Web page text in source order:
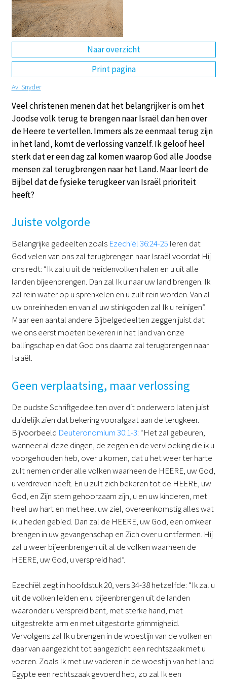
Naar overzicht
Print pagina
Avi Snyder
Veel christenen menen dat het belangrijker is om het
Joodse volk terug te brengen naar Israël dan hen over
de Heere te vertellen. Immers als ze eenmaal terug zijn
in het land, komt de verlossing vanzelf. Ik geloof heel
sterk dat er een dag zal komen waarop God alle Joodse
mensen zal terugbrengen naar het Land. Maar leert de
Bijbel dat de fysieke terugkeer van Israël prioriteit
heeft?
Juiste volgorde
Belangrijke gedeelten zoals Ezechiël 36:24-25 leren dat
God velen van ons zal terugbrengen naar Israël voordat Hij
ons redt: “Ik zal u uit de heidenvolken halen en u uit alle
landen bijeenbrengen. Dan zal Ik u naar uw land brengen. Ik
zal rein water op u sprenkelen en u zult rein worden. Van al
uw onreinheden en van al uw stinkgoden zal Ik u reinigen”.
Maar een aantal andere Bijbelgedeelten zeggen juist dat
we ons eerst moeten bekeren in het land van onze
ballingschap en dat God ons daarna zal terugbrengen naar
Israël.
Geen verplaatsing, maar verlossing
De oudste Schriftgedeelten over dit onderwerp laten juist
duidelijk zien dat bekering voorafgaat aan de terugkeer.
Bijvoorbeeld Deuteronomium 30:1-3: “Het zal gebeuren,
wanneer al deze dingen, de zegen en de vervloeking die ik u
voorgehouden heb, over u komen, dat u het weer ter harte
zult nemen onder alle volken waarheen de HEERE, uw God,
u verdreven heeft. En u zult zich bekeren tot de HEERE, uw
God, en Zijn stem gehoorzaam zijn, u en uw kinderen, met
heel uw hart en met heel uw ziel, overeenkomstig alles wat
ik u heden gebied. Dan zal de HEERE, uw God, een omkeer
brengen in uw gevangenschap en Zich over u ontfermen. Hij
zal u weer bijeenbrengen uit al de volken waarheen de
HEERE, uw God, u verspreid had”.
Ezechiël zegt in hoofdstuk 20, vers 34-38 hetzelfde: “Ik zal u
uit de volken leiden en u bijeenbrengen uit de landen
waaronder u verspreid bent, met sterke hand, met
uitgestrekte arm en met uitgestorte grimmigheid.
Vervolgens zal Ik u brengen in de woestijn van de volken en
daar van aangezicht tot aangezicht een rechtszaak met u
voeren. Zoals Ik met uw vaderen in de woestijn van het land
Egypte een rechtszaak gevoerd heb, zo zal Ik een
DE EN